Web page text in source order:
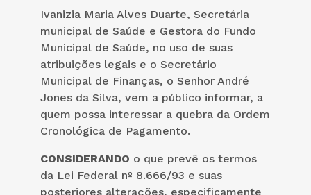
Ivanizia Maria Alves Duarte, Secretária
municipal de Saúde e Gestora do Fundo
Municipal de Saúde, no uso de suas
atribuições legais e o Secretário
Municipal de Finanças, o Senhor André
Jones da Silva, vem a público informar, a
quem possa interessar a quebra da Ordem
Cronológica de Pagamento.
CONSIDERANDO o que prevê os termos
da Lei Federal nº 8.666/93 e suas
posteriores alterações, especificamente